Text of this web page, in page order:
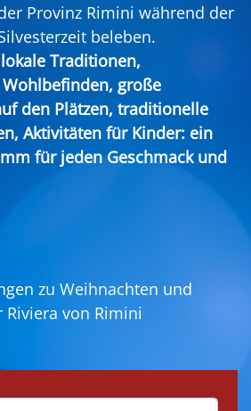
Provinz Rimini während der
beleben.
Traditionen,
große
den Plätzen, traditionelle
Aktivitäten für Kinder: ein
für jeden Geschmack und
zu Weihnachten und
von Rimini